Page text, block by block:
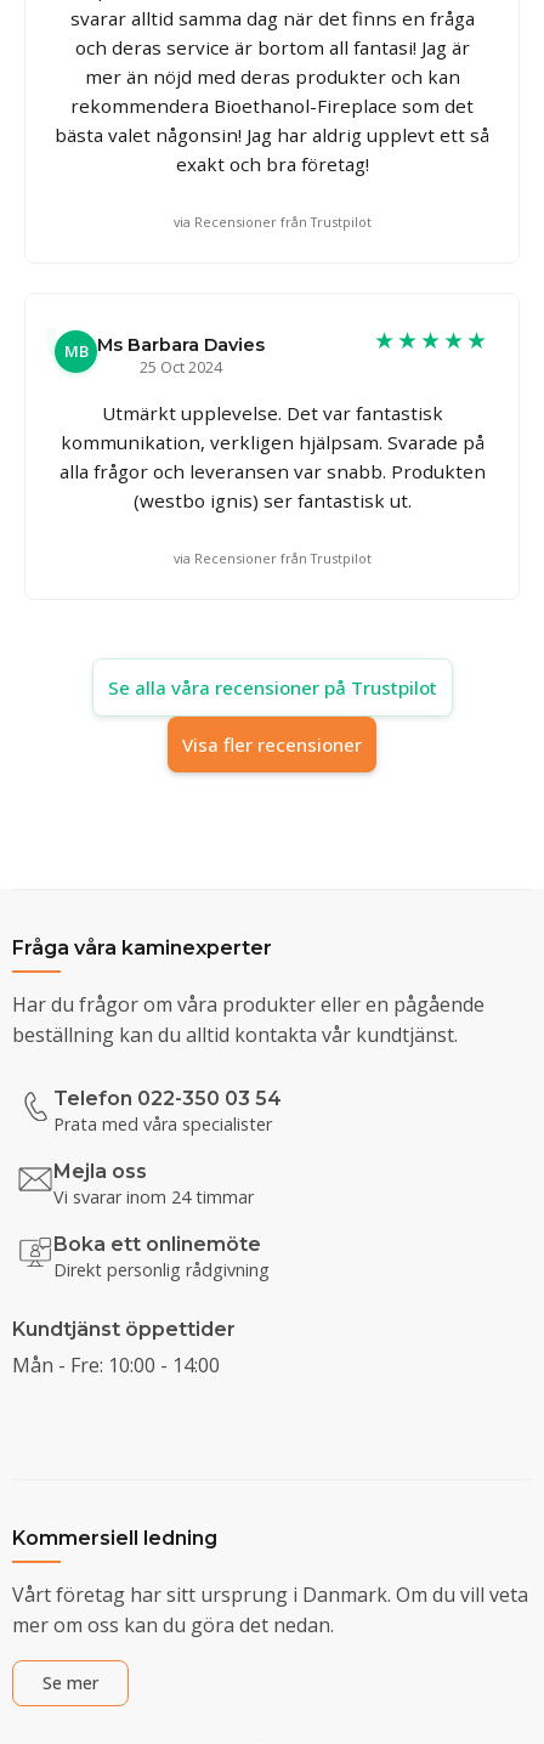
svarar alltid samma dag när det finns en fråga
och deras service är bortom all fantasi! Jag är
mer än nöjd med deras produkter och kan
rekommendera Bioethanol-Fireplace som det
bästa valet någonsin! Jag har aldrig upplevt ett så
exakt och bra företag!
via Recensioner från Trustpilot
MB Ms Barbara Davies
25 Oct 2024
★★★★★
Utmärkt upplevelse. Det var fantastisk
kommunikation, verkligen hjälpsam. Svarade på
alla frågor och leveransen var snabb. Produkten
(westbo ignis) ser fantastisk ut.
via Recensioner från Trustpilot
Se alla våra recensioner på Trustpilot
Visa fler recensioner
Fråga våra kaminexperter
Har du frågor om våra produkter eller en pågående
beställning kan du alltid kontakta vår kundtjänst.
Telefon 022-350 03 54
Prata med våra specialister
Mejla oss
Vi svarar inom 24 timmar
Boka ett onlinemöte
Direkt personlig rådgivning
Kundtjänst öppettider
Mån - Fre: 10:00 - 14:00
Kommersiell ledning
Vårt företag har sitt ursprung i Danmark. Om du vill veta
mer om oss kan du göra det nedan.
Se mer